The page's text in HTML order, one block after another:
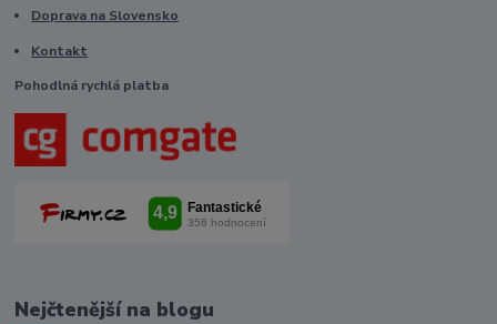
Doprava na Slovensko
Kontakt
Pohodlná rychlá platba
Nejčtenější na blogu